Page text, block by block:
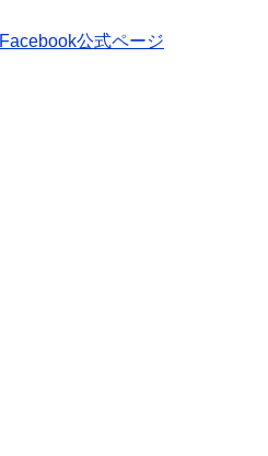
Facebook公式ページ